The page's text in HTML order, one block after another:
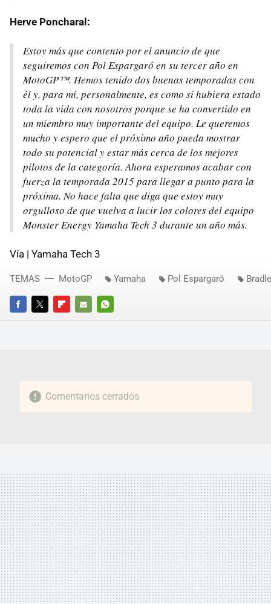
Herve Poncharal:
Estoy más que contento por el anuncio de que
seguiremos con Pol Espargaró en su tercer año en
MotoGP™. Hemos tenido dos buenas temporadas con
él y, para mí, personalmente, es como si hubiera estado
toda la vida con nosotros porque se ha convertido en
un miembro muy importante del equipo. Le queremos
mucho y espero que el próximo año pueda mostrar
todo su potencial y estar más cerca de los mejores
pilotos de la categoría. Ahora esperamos acabar con
fuerza la temporada 2015 para llegar a punto para la
próxima. No hace falta que diga que estoy muy
orgulloso de que vuelva a lucir los colores del equipo
Monster Energy Yamaha Tech 3 durante un año más.
Vía | Yamaha Tech 3
FACEBOOKTWITTERFLIPBOARD
E-
WHATSAPP
TEMAS MotoGP Yamaha Pol Espargaró
Comentarios cerrados